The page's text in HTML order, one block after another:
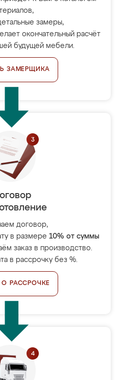
замеры,
окончательный расчёт
будущей мебели.
ЗАМЕРЩИКА
договор,
в размере 10% от суммы
заказ в производство.
в рассрочку без %.
О РАССРОЧКЕ